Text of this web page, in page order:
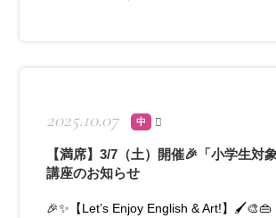
2025.10.07 中
【満席】3/7（土）開催🎉「小学生対
講座のお知らせ
🎉✨【Let’s Enjoy English & Art!】🖌️🎨👜